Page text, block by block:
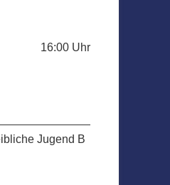
16:00 Uhr
Jugend B